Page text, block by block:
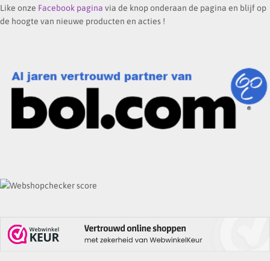
Like onze Facebook pagina via de knop onderaan de pagina en blijf op
de hoogte van nieuwe producten en acties !